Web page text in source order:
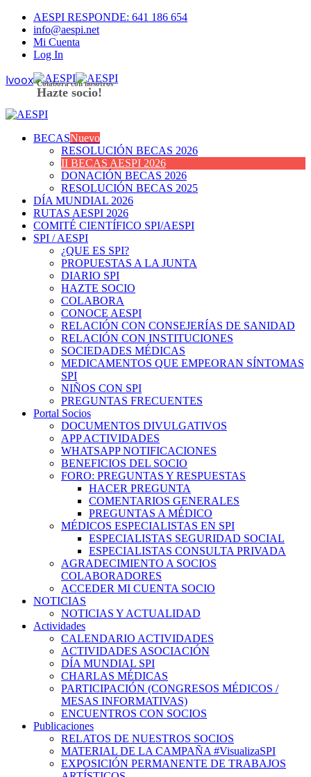
AESPI RESPONDE: 641 186 654
info@aespi.net
Mi Cuenta
Log In
Colabora con nosotros
Hazte socio!
BECASNuevo
RESOLUCIÓN BECAS 2026
II BECAS AESPI 2026
DONACIÓN BECAS 2026
RESOLUCIÓN BECAS 2025
DÍA MUNDIAL 2026
RUTAS AESPI 2026
COMITÉ CIENTÍFICO SPI/AESPI
SPI / AESPI
¿QUE ES SPI?
PROPUESTAS A LA JUNTA
DIARIO SPI
HAZTE SOCIO
COLABORA
CONOCE AESPI
RELACIÓN CON CONSEJERÍAS DE SANIDAD
RELACIÓN CON INSTITUCIONES
SOCIEDADES MÉDICAS
MEDICAMENTOS QUE EMPEORAN SÍNTOMAS
SPI
NIÑOS CON SPI
PREGUNTAS FRECUENTES
Portal Socios
DOCUMENTOS DIVULGATIVOS
APP ACTIVIDADES
WHATSAPP NOTIFICACIONES
BENEFICIOS DEL SOCIO
FORO: PREGUNTAS Y RESPUESTAS
HACER PREGUNTA
COMENTARIOS GENERALES
PREGUNTAS A MÉDICO
MÉDICOS ESPECIALISTAS EN SPI
ESPECIALISTAS SEGURIDAD SOCIAL
ESPECIALISTAS CONSULTA PRIVADA
AGRADECIMIENTO A SOCIOS
COLABORADORES
ACCEDER MI CUENTA SOCIO
NOTICIAS
NOTICIAS Y ACTUALIDAD
Actividades
CALENDARIO ACTIVIDADES
ACTIVIDADES ASOCIACIÓN
DÍA MUNDIAL SPI
CHARLAS MÉDICAS
PARTICIPACIÓN (CONGRESOS MÉDICOS /
MESAS INFORMATIVAS)
ENCUENTROS CON SOCIOS
Publicaciones
RELATOS DE NUESTROS SOCIOS
MATERIAL DE LA CAMPAÑA #VisualizaSPI
EXPOSICIÓN PERMANENTE DE TRABAJOS